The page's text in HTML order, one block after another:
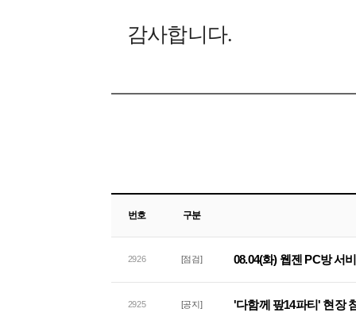
감사합니다.
번호 구분
2926 [점검] 08.04(화) 웹젠 PC방 서
2925 [공지] '다함께 팦14파티' 현장